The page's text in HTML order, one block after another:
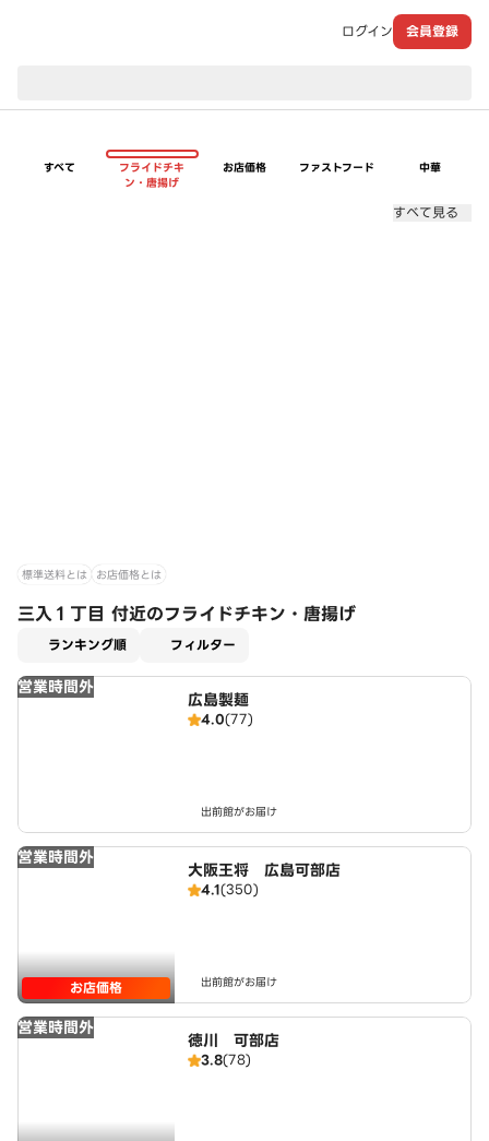
ログイン 会員登録
すべて
フライドチキ
ン・唐揚げ
お店価格 ファストフード 中華
すべて見る
標準送料とは お店価格とは
三入１丁目 付近のフライドチキン・唐揚げ
ランキング順 フィルター
営業時間外
広島製麺
4.0(77)
出前館がお届け
営業時間外
お店価格
大阪王将 広島可部店
4.1(350)
出前館がお届け
営業時間外
徳川 可部店
3.8(78)